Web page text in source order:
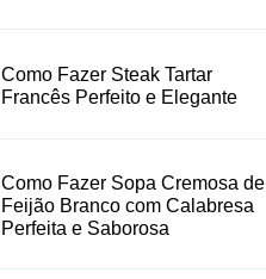
Como Fazer Steak Tartar
Francês Perfeito e Elegante
Como Fazer Sopa Cremosa de
Feijão Branco com Calabresa
Perfeita e Saborosa